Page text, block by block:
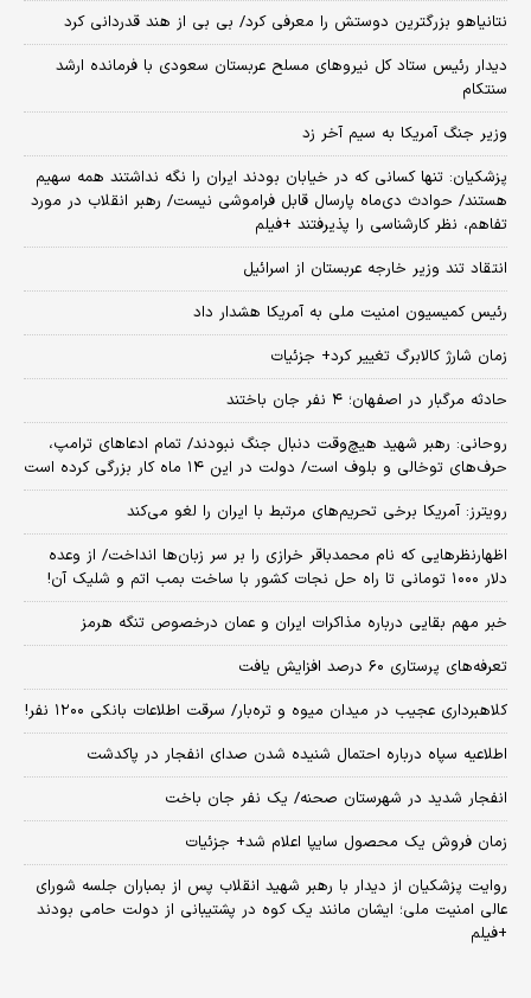
نتانیاهو بزرگترین دوستش را معرفی کرد/ بی بی از هند قدردانی کرد
دیدار رئیس ستاد کل نیروهای مسلح عربستان سعودی با فرمانده ارشد
سنتکام
وزیر جنگ آمریکا به سیم آخر زد
پزشکیان: تنها کسانی که در خیابان بودند ایران را نگه نداشتند همه سهیم
هستند/ حوادث دی‌ماه پارسال قابل فراموشی نیست/ رهبر انقلاب در مورد
تفاهم، نظر کارشناسی را پذیرفتند +فیلم
انتقاد تند وزیر خارجه عربستان از اسرائیل
رئیس کمیسیون امنیت ملی به آمریکا هشدار داد
زمان شارژ کالابرگ تغییر کرد+ جزئیات
حادثه مرگبار در اصفهان؛ ۴ نفر جان باختند
روحانی: رهبر شهید هیچ‌وقت دنبال جنگ نبودند/ تمام ادعاهای ترامپ،
حرف‌های توخالی و بلوف است/ دولت در این ۱۴ ماه کار بزرگی کرده است
رویترز: آمریکا برخی تحریم‌های مرتبط با ایران را لغو می‌کند
اظهارنظرهایی که نام محمدباقر خرازی را بر سر زبان‌ها انداخت/ از وعده
دلار ۱۰۰۰ تومانی تا راه حل نجات کشور با ساخت بمب اتم و شلیک آن!
خبر مهم بقایی درباره مذاکرات ایران و عمان درخصوص تنگه هرمز
تعرفه‌های پرستاری ۶۰ درصد افزایش یافت
کلاهبرداری عجیب در میدان میوه و تره‌بار/ سرقت اطلاعات بانکی ۱۲۰۰ نفر!
اطلاعیه سپاه درباره احتمال شنیده شدن صدای انفجار در پاکدشت
انفجار شدید در شهرستان صحنه/ یک نفر جان باخت
زمان فروش یک محصول سایپا اعلام شد+ جزئیات
روایت پزشکیان از دیدار با رهبر شهید انقلاب پس از بمباران جلسه شورای
عالی امنیت ملی؛ ایشان مانند یک کوه در پشتیبانی از دولت حامی بودند
+فیلم